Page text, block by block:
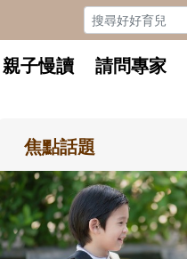
親子慢讀 請問專家
焦點話題
和孩子一起長
懂父親的不同